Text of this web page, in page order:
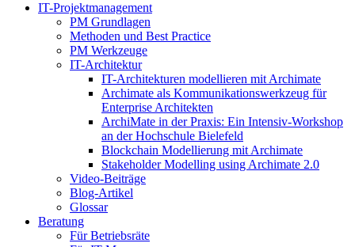
IT-Projektmanagement
PM Grundlagen
Methoden und Best Practice
PM Werkzeuge
IT-Architektur
IT-Architekturen modellieren mit Archimate
Archimate als Kommunikationswerkzeug für
Enterprise Architekten
ArchiMate in der Praxis: Ein Intensiv-Workshop
an der Hochschule Bielefeld
Blockchain Modellierung mit Archimate
Stakeholder Modelling using Archimate 2.0
Video-Beiträge
Blog-Artikel
Glossar
Beratung
Für Betriebsräte